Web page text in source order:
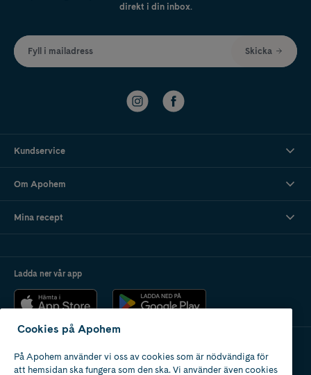
direkt i din inbox.
Fyll i mailadress Skicka
Kundservice
Om Apohem
Mina recept
Ladda ner vår app
Apotek med tillstånd
av Läkemedelsverket
Cookies på Apohem
På Apohem använder vi oss av cookies som är nödvändiga för
att hemsidan ska fungera som den ska. Vi använder även cookies